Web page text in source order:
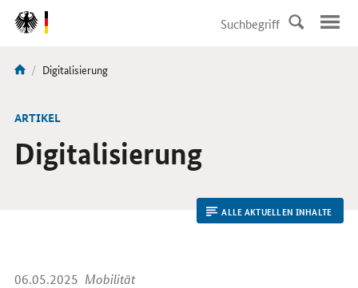
DirektZu:
Navigation
Sie
hier:
Aktuelle
Digitalisierung
ARTIKEL
Digitalisierung
ALLE AKTUELLEN INHALTE
06.05.2025 Mobilität